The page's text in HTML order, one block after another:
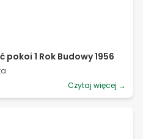
1 Rok Budowy 1956
Czytaj więcej →